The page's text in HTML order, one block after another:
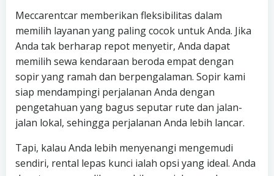
Meccarentcar memberikan fleksibilitas dalam
memilih layanan yang paling cocok untuk Anda. Jika
Anda tak berharap repot menyetir, Anda dapat
memilih sewa kendaraan beroda empat dengan
sopir yang ramah dan berpengalaman. Sopir kami
siap mendampingi perjalanan Anda dengan
pengetahuan yang bagus seputar rute dan jalan-
jalan lokal, sehingga perjalanan Anda lebih lancar.
Tapi, kalau Anda lebih menyenangi mengemudi
sendiri, rental lepas kunci ialah opsi yang ideal. Anda